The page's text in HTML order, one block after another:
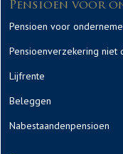
Pensioen voor
Pensioen voor
Pensioenverzekering niet
Lijfrente
Beleggen
Nabestaandenpensioen